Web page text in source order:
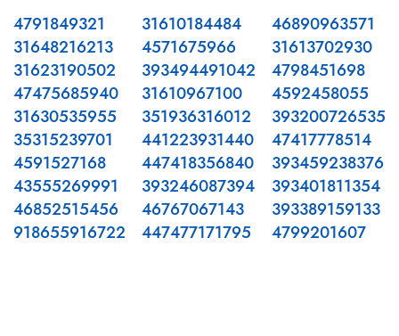
4791849321
31648216213
31623190502
47475685940
31630535955
35315239701
4591527168
43555269991
46852515456
918655916722
31610184484
4571675966
393494491042
31610967100
351936316012
441223931440
447418356840
393246087394
46767067143
447477171795
46890963571
31613702930
4798451698
4592458055
393200726535
47417778514
393459238376
393401811354
393389159133
4799201607